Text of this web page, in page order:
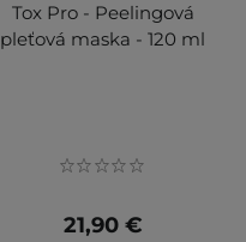
Tox Pro - Peelingová
pleťová maska - 120 ml
21,90 €